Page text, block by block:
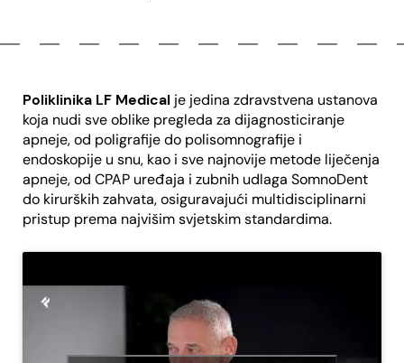
Poliklinika LF Medical je jedina zdravstvena ustanova
koja nudi sve oblike pregleda za dijagnosticiranje
apneje, od poligrafije do polisomnografije i
endoskopije u snu, kao i sve najnovije metode liječenja
apneje, od CPAP uređaja i zubnih udlaga SomnoDent
do kirurških zahvata, osiguravajući multidisciplinarni
pristup prema najvišim svjetskim standardima.